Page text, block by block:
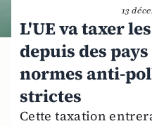
13
L'UE va taxer
depuis des
normes anti-
strictes
Cette taxation